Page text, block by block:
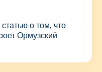
о том, что
Ормузский